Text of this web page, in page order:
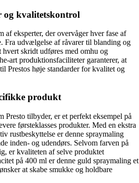
og kvalitetskontrol
af eksperter, der overvåger hver fase af
Fra udvælgelse af råvarer til blanding og
skridt udføres med omhu og
art produktionsfaciliteter garanterer, at
Prestos høje standarder for kvalitet og
produkt
Presto tilbyder, er et perfekt eksempel på
førsteklasses produkter. Med en ekstra
rustbeskyttelse er denne spraymaling
inden- og udendørs. Selvom farven på
er kvaliteten af selve produktet
på 400 ml er denne guld spraymaling et
at skabe smukke og holdbare